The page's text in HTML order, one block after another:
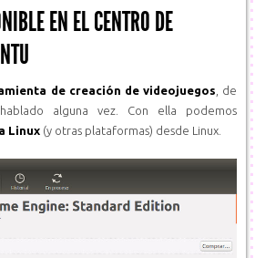
EN EL CENTRO DE
de creación de videojuegos , de
alguna vez. Con ella podemos
Linux (y otras plataformas) desde Linux.